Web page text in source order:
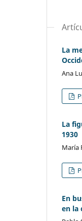
La
Ana
La
1930
María
En
en la